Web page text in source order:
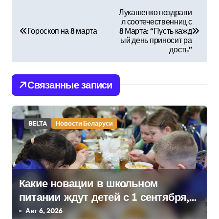
и
г
а
ц
и
я
п
о
Гороскоп на 8 марта
Лукашенко поздрави
л соотечественниц с
8 Марта: “Пусть кажд
ый день приносит ра
дость”
Связанные записи
BELTA Новости Беларуси
Какие новации в школьном
питании ждут детей с 1 сентября,
рассказали в правительстве
Авг 6, 2026